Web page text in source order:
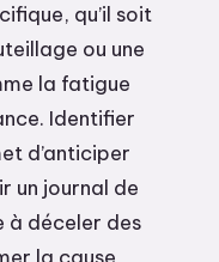
qu’il soit
ou une
la fatigue
Identifier
d’anticiper
un journal de
à déceler des
la cause